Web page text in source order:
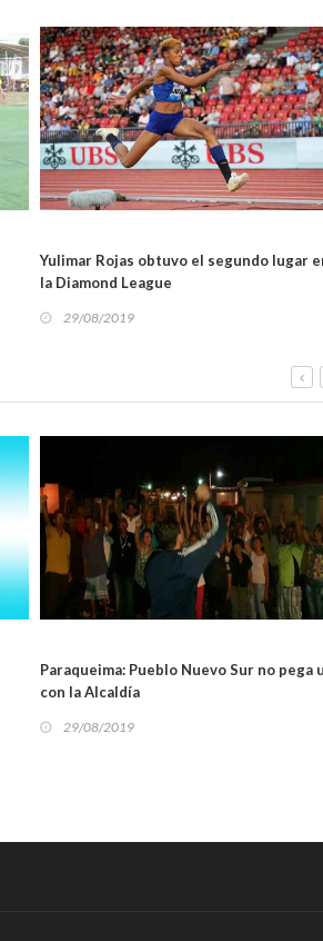
Yulimar Rojas obtuvo el segundo lugar
la Diamond League
29/08/2019
Paraqueima: Pueblo Nuevo Sur no pega
con la Alcaldía
29/08/2019